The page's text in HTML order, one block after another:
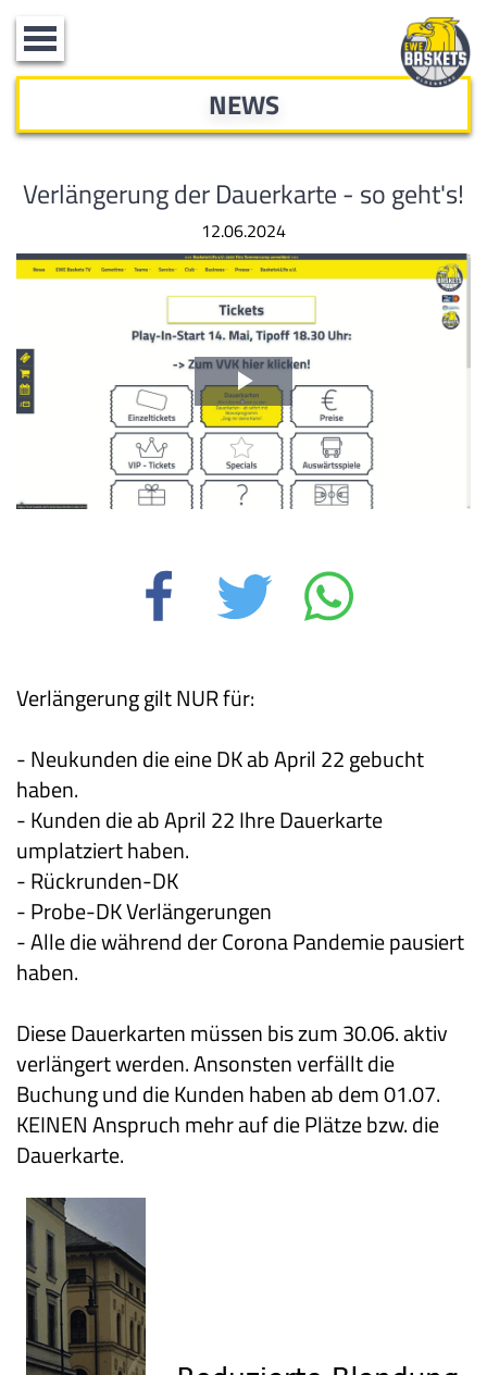
Toggle
navigation
NEWS
Verlängerung der Dauerkarte - so geht's!
12.06.2024
Video
abspielen
Verlängerung gilt NUR für:
- Neukunden die eine DK ab April 22 gebucht
haben.
- Kunden die ab April 22 Ihre Dauerkarte
umplatziert haben.
- Rückrunden-DK
- Probe-DK Verlängerungen
- Alle die während der Corona Pandemie pausiert
haben.
Diese Dauerkarten müssen bis zum 30.06. aktiv
verlängert werden. Ansonsten verfällt die
Buchung und die Kunden haben ab dem 01.07.
KEINEN Anspruch mehr auf die Plätze bzw. die
Dauerkarte.